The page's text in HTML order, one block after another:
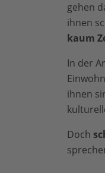
gehen
ihnen
kaum
In der
ihnen
Doch